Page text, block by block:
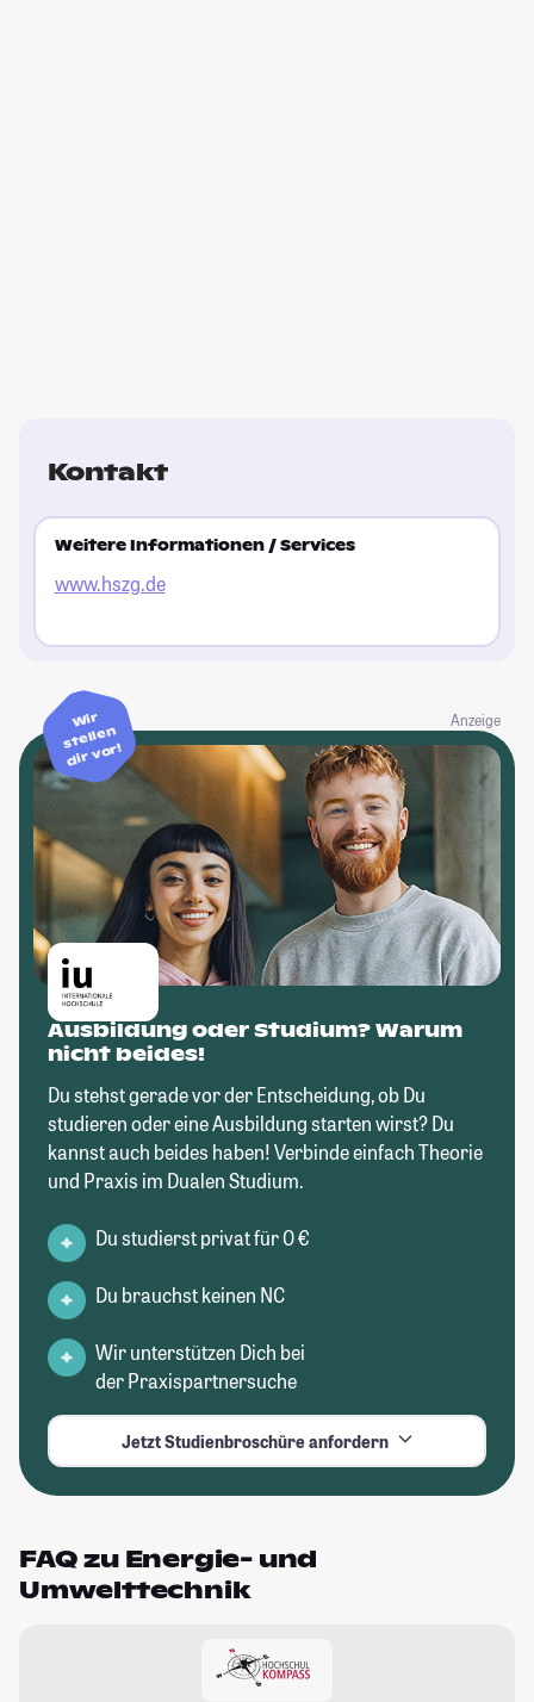
Kontakt
Weitere Informationen / Services
www.hszg.de
Anzeige
Wir
stellen
dir vor!
Ausbildung oder Studium? Warum
nicht beides!
Du stehst gerade vor der Entscheidung, ob Du
studieren oder eine Ausbildung starten wirst? Du
kannst auch beides haben! Verbinde einfach Theorie
und Praxis im Dualen Studium.
Du studierst privat für 0 €
Du brauchst keinen NC
Wir unterstützen Dich bei
der Praxispartnersuche
Jetzt Studienbroschüre anfordern
FAQ zu Energie- und
Umwelttechnik